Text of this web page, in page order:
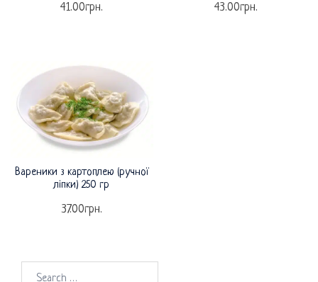
41.00грн. 43.00грн.
Вареники з картоплею (ручної
ліпки) 250 гр
37.00грн.